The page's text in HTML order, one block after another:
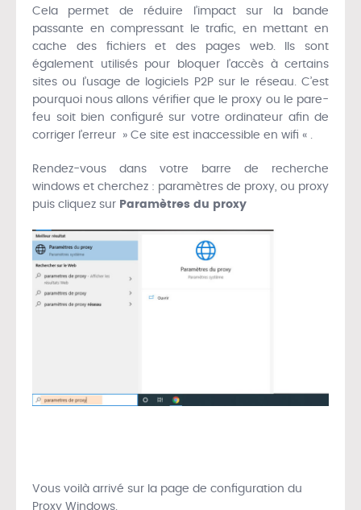
Cela permet de réduire l’impact sur la bande
passante en compressant le trafic, en mettant en
cache des fichiers et des pages web. Ils sont
également utilisés pour bloquer l’accès à certains
sites ou l’usage de logiciels P2P sur le réseau. C’est
pourquoi nous allons vérifier que le proxy ou le pare-
feu soit bien configuré sur votre ordinateur afin de
corriger l’erreur » Ce site est inaccessible en wifi « .
Rendez-vous dans votre barre de recherche
windows et cherchez : paramètres de proxy, ou proxy
puis cliquez sur Paramètres du proxy
Vous voilà arrivé sur la page de configuration du
Proxy Windows.